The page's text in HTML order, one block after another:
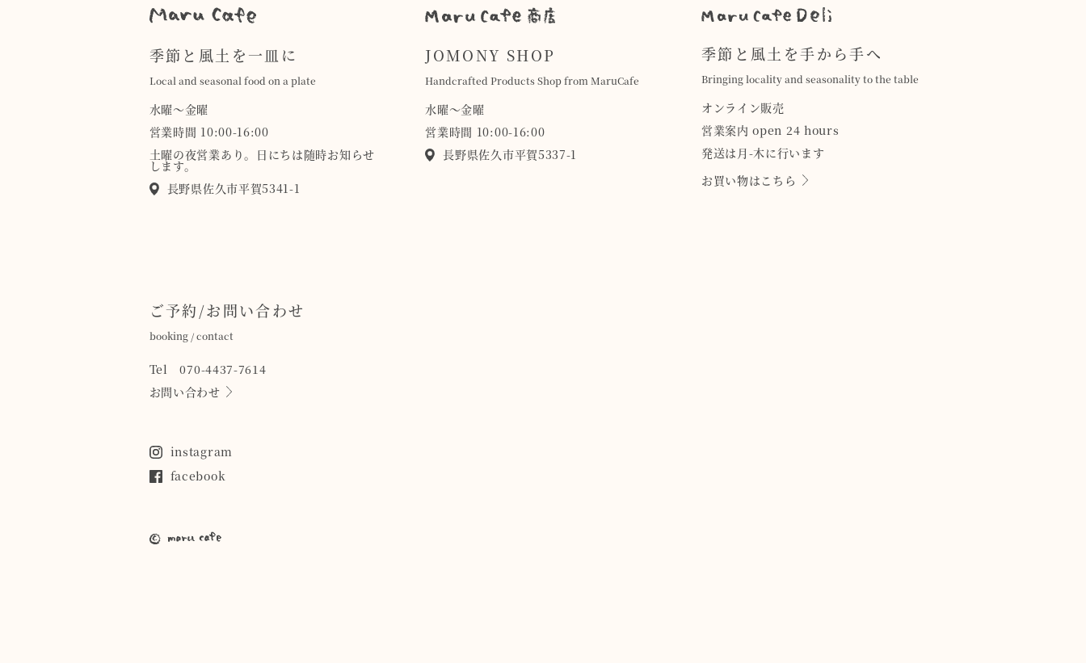
季節と風土を一皿に
Local and seasonal food on a plate
水曜〜金曜
営業時間 10:00-16:00
土曜の夜営業あり。日にちは随時お知らせ
します。
長野県佐久市平賀5341-1
JOMONY SHOP
Handcrafted Products Shop from MaruCafe
水曜〜金曜
営業時間 10:00-16:00
長野県佐久市平賀5337-1
季節と風土を手から手へ
Bringing locality and seasonality to the table
オンライン販売
営業案内 open 24 hours
発送は月-木に行います
お買い物はこちら
ご予約/お問い合わせ
booking / contact
Tel 070-4437-7614
お問い合わせ
instagram
facebook